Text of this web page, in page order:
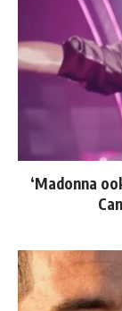
‘Madonna